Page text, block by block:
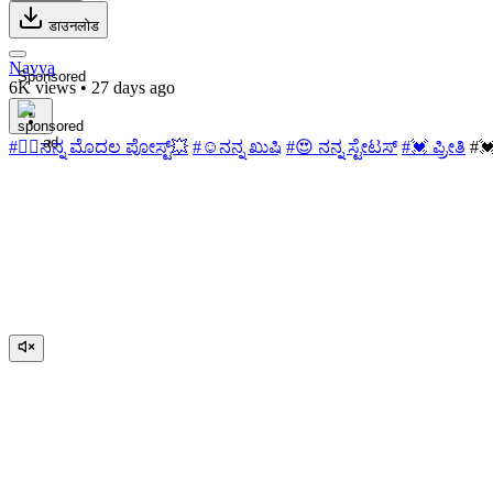
डाउनलोड
Sponsored
Navya
6K views • 27 days ago
#👆🏻ನನ್ನ ಮೊದಲ ಪೋಸ್ಟ್💥 #☺ನನ್ನ ಖುಷಿ #😍 ನನ್ನ ಸ್ಟೇಟಸ್ #💓 ಪ್ರೀತಿ